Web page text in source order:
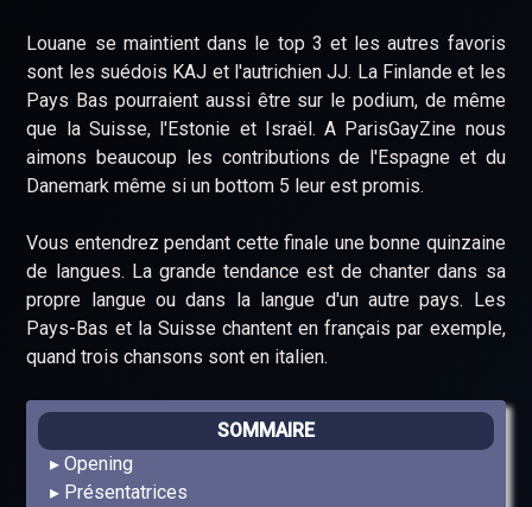
Louane se maintient dans le top 3 et les autres favoris
sont les suédois KAJ et l'autrichien JJ. La Finlande et les
Pays Bas pourraient aussi être sur le podium, de même
que la Suisse, l'Estonie et Israël. A ParisGayZine nous
aimons beaucoup les contributions de l'Espagne et du
Danemark même si un bottom 5 leur est promis.
Vous entendrez pendant cette finale une bonne quinzaine
de langues. La grande tendance est de chanter dans sa
propre langue ou dans la langue d'un autre pays. Les
Pays-Bas et la Suisse chantent en français par exemple,
quand trois chansons sont en italien.
SOMMAIRE
Opening
Présentatrices